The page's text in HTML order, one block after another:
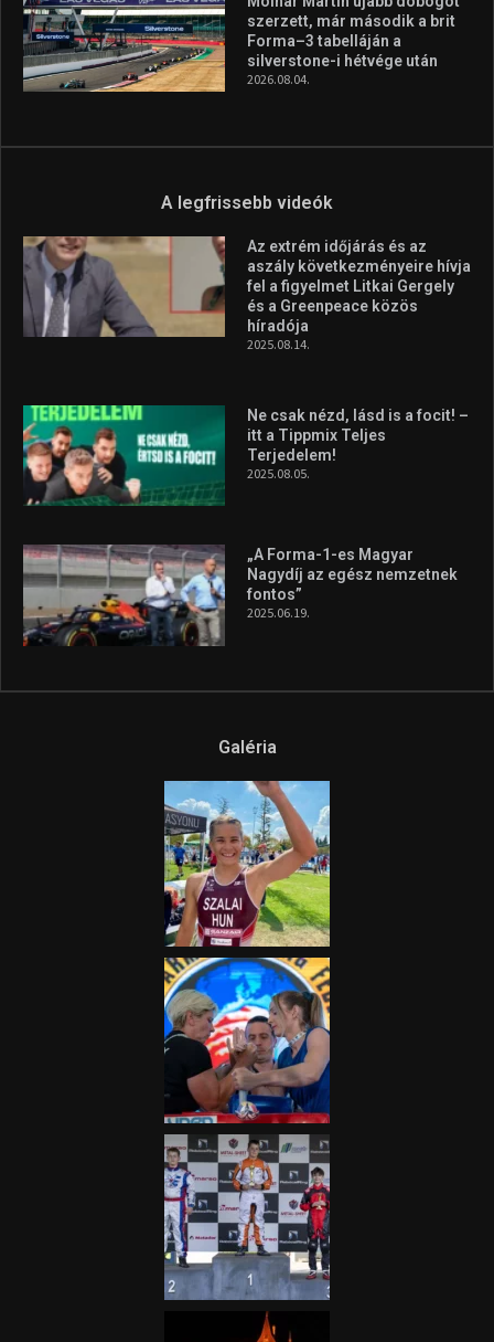
szerzett, már második a brit
Forma–3 tabelláján a
silverstone-i hétvége után
2026.08.04.
A legfrissebb videók
Az extrém időjárás és az
aszály következményeire hívja
fel a figyelmet Litkai Gergely
és a Greenpeace közös
híradója
2025.08.14.
Ne csak nézd, lásd is a focit! –
itt a Tippmix Teljes
Terjedelem!
2025.08.05.
„A Forma-1-es Magyar
Nagydíj az egész nemzetnek
fontos”
2025.06.19.
Galéria